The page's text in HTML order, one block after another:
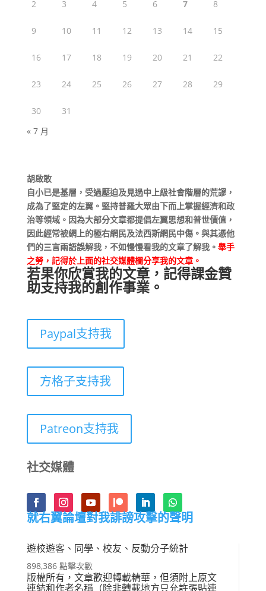
2 3 4 5 6 7 8
9 10 11 12 13 14 15
16 17 18 19 20 21 22
23 24 25 26 27 28 29
30
31
« 7 月
胡啟敢
自小已是基層，受過壓迫及見過中上級社會階層的荒謬，
成為了堅定的左翼。堅持普羅大眾由下而上掌握經濟和政
治等領域。因為大部分文章都提倡左翼思想和普世價值，
因此經常被網上的極右網民及法西斯網民中傷。與其憑他
們的三言兩語誤解我，不如慢慢看我的文章了解我。 舉手
之勞，記得於上面的社交媒體欄分享我的文章。
若果你欣賞我的文章，記得課金贊
助支持我的創作事業。
Paypal支持我
方格子支持我
Patreon支持我
社交媒體
就右翼論壇對我誹謗攻擊的聲明
遊校遊客、同學、校友、反動分子統計
898,386 點擊次數
版權所有，文章歡迎轉載精華，但須附上原文